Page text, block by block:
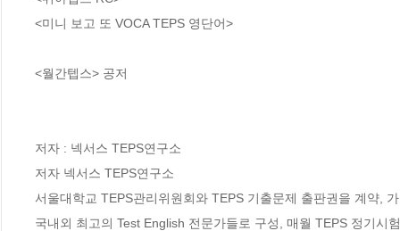
저자 : 넥서스 TEPS연구소
저자 넥서스 TEPS연구소
서울대학교 TEPS관리위원회와 TEPS 기출문제 출판권을 계약,
국내외 최고의 Test English 전문가들로 구성, 매월 TEPS 정기